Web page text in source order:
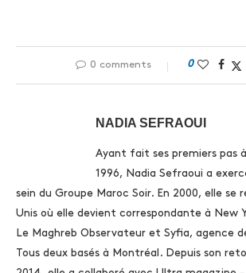
0 comments 0
NADIA SEFRAOUI
Ayant fait ses premiers pas
1996, Nadia Sefraoui a
sein du Groupe Maroc Soir. En 2000, elle se
Unis où elle devient correspondante à New
Le Maghreb Observateur et Syfia, agence
Tous deux basés à Montréal. Depuis son